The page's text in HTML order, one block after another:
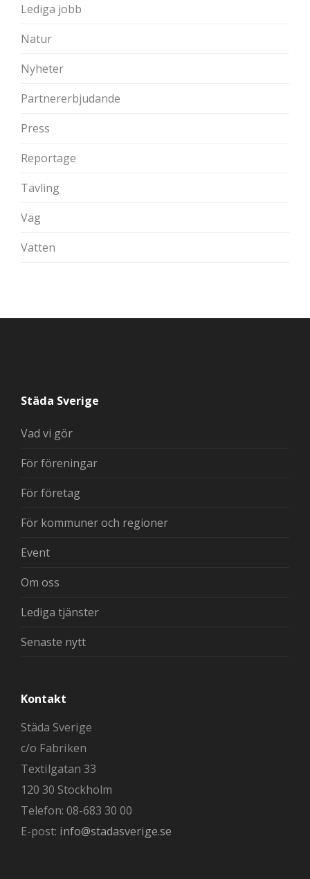
Lediga jobb
Natur
Nyheter
Partnererbjudande
Press
Reportage
Tävling
Väg
Vatten
Städa Sverige
Vad vi gör
För föreningar
För företag
För kommuner och regioner
Event
Om oss
Lediga tjänster
Senaste nytt
Kontakt
Städa Sverige
c/o Fabriken
Textilgatan 33
120 30 Stockholm
Telefon: 08-683 30 00
E-post: info@stadasverige.se